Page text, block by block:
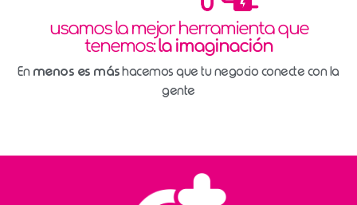
usamos la mejor herramienta que
tenemos:la imaginación
En menos es máshacemos que tu negocio conecte con la
gente